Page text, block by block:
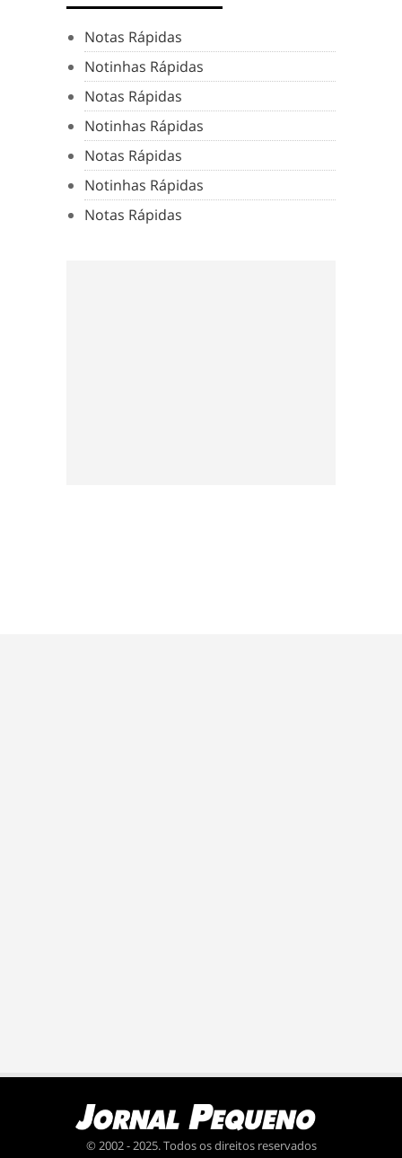
Notas Rápidas
Notinhas Rápidas
Notas Rápidas
Notinhas Rápidas
Notas Rápidas
Notinhas Rápidas
Notas Rápidas
© 2002 - 2025. Todos os direitos reservados